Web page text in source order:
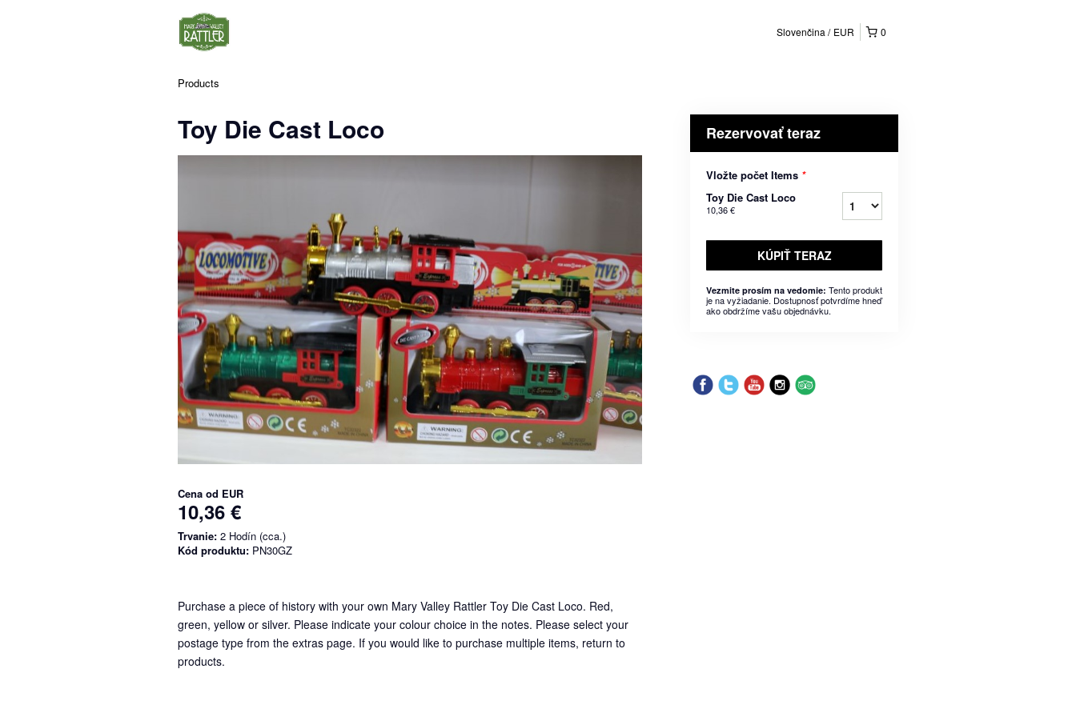
0
Slovenčina EUR
Products
Toy Die Cast Loco
Cena od EUR
10,36 €
Trvanie: 2 Hodín (cca.)
Kód produktu: PN30GZ
Purchase a piece of history with your own Mary Valley Rattler Toy Die Cast Loco. Red,
green, yellow or silver. Please indicate your colour choice in the notes. Please select your
postage type from the extras page. If you would like to purchase multiple items, return to
products.
Rezervovať teraz
Vložte počet Items *
Toy Die Cast Loco
10,36 €
KÚPIŤ TERAZ
Vezmite prosím na vedomie: Tento produkt
je na vyžiadanie. Dostupnosť potvrdíme hneď
ako obdržíme vašu objednávku.